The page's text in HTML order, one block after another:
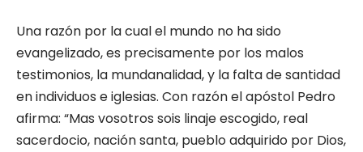
Una razón por la cual el mundo no ha sido
evangelizado, es precisamente por los malos
testimonios, la mundanalidad, y la falta de santidad
en individuos e iglesias. Con razón el apóstol Pedro
afirma: “Mas vosotros sois linaje escogido, real
sacerdocio, nación santa, pueblo adquirido por Dios,